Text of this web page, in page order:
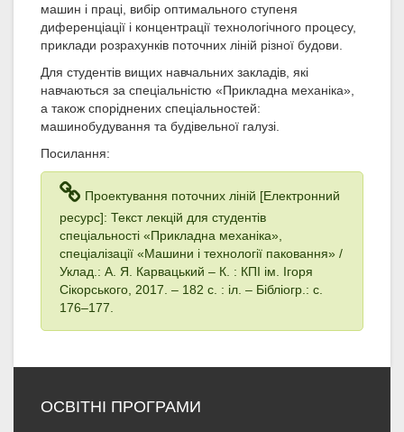
машин і праці, вибір оптимального ступеня
диференціації і концентрації технологічного процесу,
приклади розрахунків поточних ліній різної будови.
Для студентів вищих навчальних закладів, які
навчаються за спеціальністю «Прикладна механіка»,
а також споріднених спеціальностей:
машинобудування та будівельної галузі.
Посилання:
Проектування поточних ліній [Електронний
ресурс]: Текст лекцій для студентів
спеціальності «Прикладна механіка»,
спеціалізації «Машини і технології паковання» /
Уклад.: А. Я. Карвацький – К. : КПІ ім. Ігоря
Сікорського, 2017. – 182 с. : іл. – Бібліогр.: с.
176–177.
ОСВІТНІ ПРОГРАМИ